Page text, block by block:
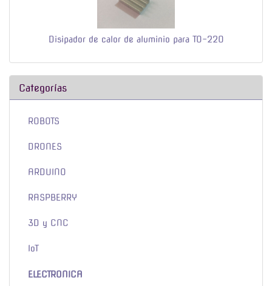
Disipador de calor de aluminio para TO-220
Categorías
ROBOTS
DRONES
ARDUINO
RASPBERRY
3D y CNC
IoT
ELECTRONICA